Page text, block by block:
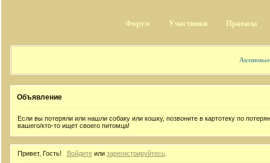
Форум Участники Правила
Объявление
Если вы потеряли или нашли собаку или кошку, позвоните в картотеку по
вашего/кто-то ищет своего питомца!
Привет, Гость! Войдитеили зарегистрируйтесь